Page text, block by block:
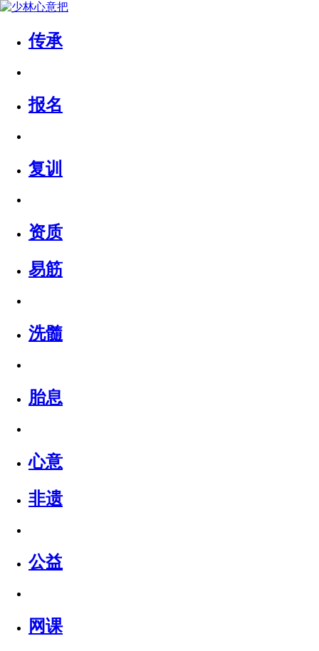
传承
报名
复训
资质
易筋
洗髓
胎息
心意
非遗
公益
网课